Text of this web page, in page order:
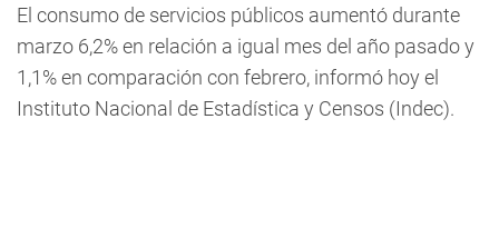
El consumo de servicios públicos aumentó durante
marzo 6,2% en relación a igual mes del año pasado y
1,1% en comparación con febrero, informó hoy el
Instituto Nacional de Estadística y Censos (Indec).